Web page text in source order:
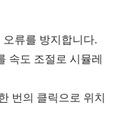
류를 방지합니다.
속도 조절로 시뮬레
번의 클릭으로 위치